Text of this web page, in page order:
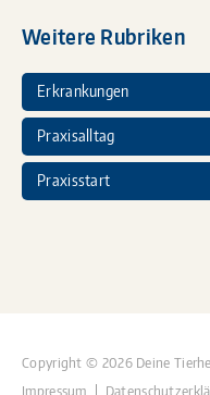
Weitere Rubriken
Erkrankungen
Praxisalltag
Praxisstart
Copyright © 2026 Deine
Impressum